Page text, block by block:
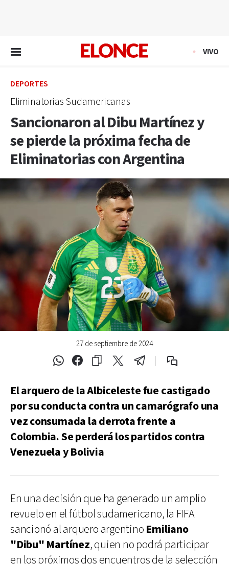
VIVO
DEPORTES
Eliminatorias Sudamericanas
Sancionaron al Dibu Martínez y
se pierde la próxima fecha de
Eliminatorias con Argentina
27 de septiembre de 2024
El arquero de la Albiceleste fue castigado
por su conducta contra un camarógrafo una
vez consumada la derrota frente a
Colombia. Se perderá los partidos contra
Venezuela y Bolivia
En una decisión que ha generado un amplio
revuelo en el fútbol sudamericano, la FIFA
sancionó al arquero argentino Emiliano
"Dibu" Martínez, quien no podrá participar
en los próximos dos encuentros de la selección